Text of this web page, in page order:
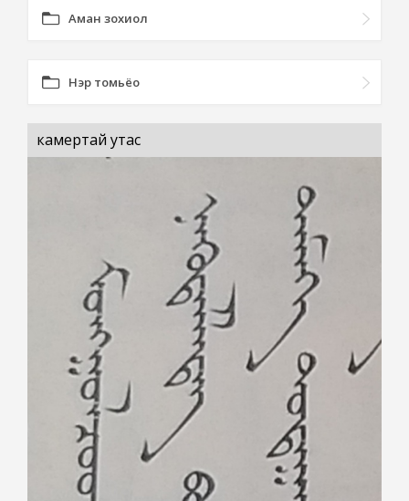
Аман зохиол
Нэр томьёо
камертай утас